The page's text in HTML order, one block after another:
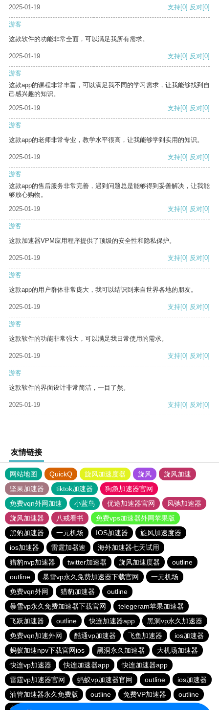
2025-01-19 支持[0] 反对[0]
游客
这款软件的功能非常全面，可以满足我所有需求。
2025-01-19 支持[0] 反对[0]
游客
这款app的课程非常丰富，可以满足我不同的学习需求，让我能够找到自
己感兴趣的知识。
2025-01-19
支持[0] 反对[0]
游客
这款app的老师非常专业，教学水平很高，让我能够学到实用的知识。
2025-01-19 支持[0] 反对[0]
游客
这款app的售后服务非常完善，遇到问题总是能够得到妥善解决，让我能
够放心购物。
2025-01-19
支持[0] 反对[0]
游客
这款加速器VPM应用程序提供了顶级的安全性和隐私保护。
2025-01-19 支持[0] 反对[0]
游客
这款app的用户群体非常庞大，我可以结识到来自世界各地的朋友。
2025-01-19 支持[0] 反对[0]
游客
这款软件的功能非常强大，可以满足我日常使用的需求。
2025-01-19 支持[0] 反对[0]
游客
这款软件的界面设计非常简洁，一目了然。
2025-01-19 支持[0] 反对[0]
友情链接
网站地图 QuickQ 旋风加速度器 旋风
旋风加速
坚果加速器
tiktok加速器
狗急加速器官网
免费vqn外网加速
小蓝鸟 优途加速器官网
风驰加速器
旋风加速器
八戒看书
免费vps加速器外网苹果版
黑豹加速器
一元机场 IOS加速器
旋风加速度器
ios加速器
雷霆加器速
海外加速器七天试用
猎豹nvp加速器
twitter加速器 旋风加速度器
outline
outline
暴雪vp永久免费加速器下载官网
一元机场
免费vqn外网
猎豹加速器
outline
暴雪vp永久免费加速器下载官网
telegeram苹果加速器
飞跃加速器
outline 快连加速器app
黑洞vp永久加速器
免费vqn加速外网
酷通vp加速器 飞鱼加速器
ios加速器
蚂蚁加速npv下载官网ios
黑洞永久加速器
大机场加速器
快连vp加速器
快连加速器app
快连加速器app
雷霆vp加速器官网
蚂蚁vp加速器官网 outline
ios加速器
油管加速器永久免费版
outline 免费VP加速器
outline